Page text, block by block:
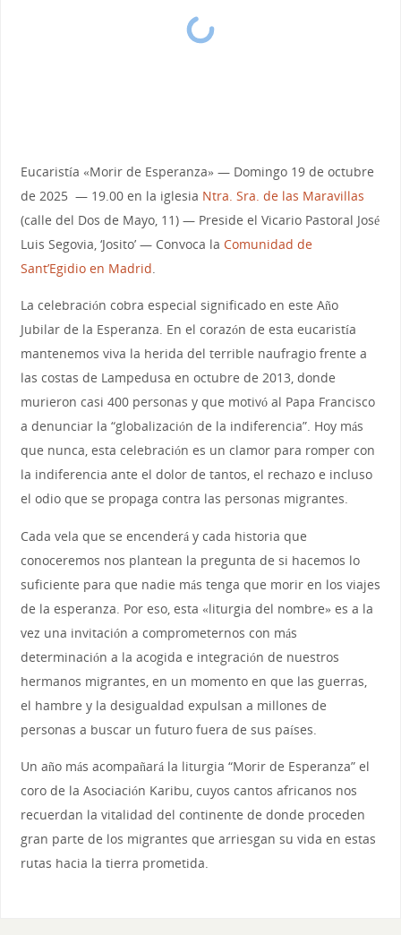
Eucaristía «Morir de Esperanza» — Domingo 19 de octubre
de 2025 — 19.00 en la iglesia Ntra. Sra. de las Maravillas
(calle del Dos de Mayo, 11) — Preside el Vicario Pastoral José
Luis Segovia, ‘Josito’ — Convoca la Comunidad de
Sant’Egidio en Madrid.
La celebración cobra especial significado en este Año
Jubilar de la Esperanza. En el corazón de esta eucaristía
mantenemos viva la herida del terrible naufragio frente a
las costas de Lampedusa en octubre de 2013, donde
murieron casi 400 personas y que motivó al Papa Francisco
a denunciar la “globalización de la indiferencia”. Hoy más
que nunca, esta celebración es un clamor para romper con
la indiferencia ante el dolor de tantos, el rechazo e incluso
el odio que se propaga contra las personas migrantes.
Cada vela que se encenderá y cada historia que
conoceremos nos plantean la pregunta de si hacemos lo
suficiente para que nadie más tenga que morir en los viajes
de la esperanza. Por eso, esta «liturgia del nombre» es a la
vez una invitación a comprometernos con más
determinación a la acogida e integración de nuestros
hermanos migrantes, en un momento en que las guerras,
el hambre y la desigualdad expulsan a millones de
personas a buscar un futuro fuera de sus países.
Un año más acompañará la liturgia “Morir de Esperanza” el
coro de la Asociación Karibu, cuyos cantos africanos nos
recuerdan la vitalidad del continente de donde proceden
gran parte de los migrantes que arriesgan su vida en estas
rutas hacia la tierra prometida.